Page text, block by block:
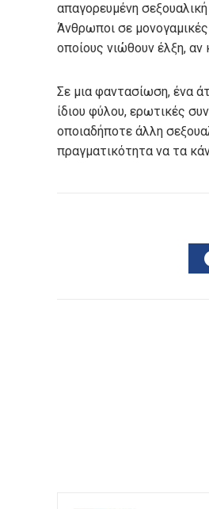
απαγορευμένη
Άνθρωποι σε
οποίους νιώθουν έλξη, αν
Σε μια φαντασίωση, ένα
ίδιου φύλου, ερωτικές
οποιαδήποτε άλλη
πραγματικότητα να τα